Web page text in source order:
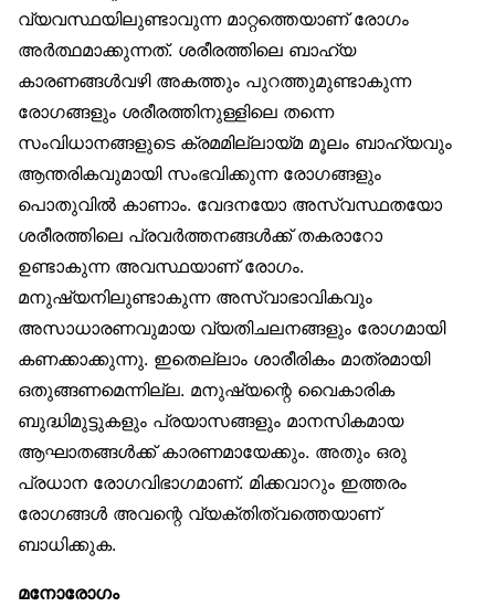
വ്യവസ്ഥയിലുണ്ടാവുന്ന മാറ്റത്തെയാണ് രോഗം
അർത്ഥമാക്കുന്നത്. ശരീരത്തിലെ ബാഹ്യ
കാരണങ്ങൾവഴി അകത്തും പുറത്തുമുണ്ടാകുന്ന
രോഗങ്ങളും ശരീരത്തിനുള്ളിലെ തന്നെ
സംവിധാനങ്ങളുടെ ക്രമമില്ലായ്മ മൂലം ബാഹ്യവും
ആന്തരികവുമായി സംഭവിക്കുന്ന രോഗങ്ങളും
പൊതുവിൽ കാണാം. വേദനയോ അസ്വസ്ഥതയോ
ശരീരത്തിലെ പ്രവർത്തനങ്ങൾക്ക് തകരാറോ
ഉണ്ടാകുന്ന അവസ്ഥയാണ് രോഗം.
മനുഷ്യനിലുണ്ടാകുന്ന അസ്വാഭാവികവും
അസാധാരണവുമായ വ്യതിചലനങ്ങളും രോഗമായി
കണക്കാക്കുന്നു. ഇതെല്ലാം ശാരീരികം മാത്രമായി
ഒതുങ്ങണമെന്നില്ല. മനുഷ്യന്റെ വൈകാരിക
ബുദ്ധിമുട്ടുകളും പ്രയാസങ്ങളും മാനസികമായ
ആഘാതങ്ങൾക്ക് കാരണമായേക്കും. അതും ഒരു
പ്രധാന രോഗവിഭാഗമാണ്. മിക്കവാറും ഇത്തരം
രോഗങ്ങൾ അവന്റെ വ്യക്തിത്വത്തെയാണ്
ബാധിക്കുക.
മനോരോഗം